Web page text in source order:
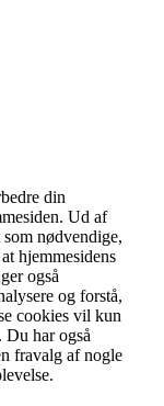
din
Ud af
nødvendige,
hjemmesidens
også
og forstå,
cookies vil kun
har også
fravalg af nogle